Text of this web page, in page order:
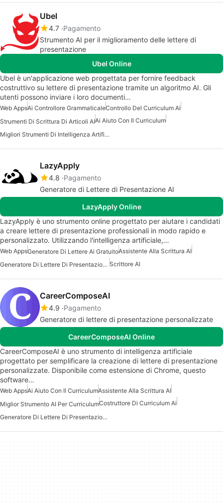
Ubel
4.7 Pagamento
Strumento AI per il miglioramento delle lettere di
presentazione
Ubel Online
Ubel è un'applicazione web progettata per fornire feedback
costruttivo su lettere di presentazione tramite un algoritmo AI. Gli
utenti possono inviare i loro documenti…
Web AppsAi Controllore GrammaticaleControllo Del Curriculum Ai
Strumenti Di Scrittura Di Articoli AIAi Aiuto Con Il Curriculum
Migliori Strumenti Di Intelligenza Artificiale Per Scrittori
LazyApply
4.8 Pagamento
Generatore di Lettere di Presentazione AI
LazyApply Online
LazyApply è uno strumento online progettato per aiutare i candidati
a creare lettere di presentazione professionali in modo rapido e
personalizzato. Utilizzando l'intelligenza artificiale,…
Web AppsGeneratore Di Lettere Ai GratuitoAssistente Alla Scrittura AI
Generatore Di Lettere Di Presentazione AI Gratuito Scrittore AI
CareerComposeAI
4.9 Pagamento
Generatore di lettere di presentazione personalizzate
CareerComposeAI Online
CareerComposeAI è uno strumento di intelligenza artificiale
progettato per semplificare la creazione di lettere di presentazione
personalizzate. Disponibile come estensione di Chrome, questo
software…
Web AppsAi Aiuto Con Il CurriculumAssistente Alla Scrittura AI
Miglior Strumento AI Per CurriculumCostruttore Di Curriculum Ai
Generatore Di Lettere Di Presentazione AI Gratuito